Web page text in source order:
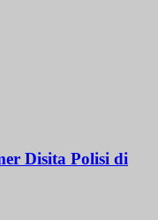
Disita Polisi di